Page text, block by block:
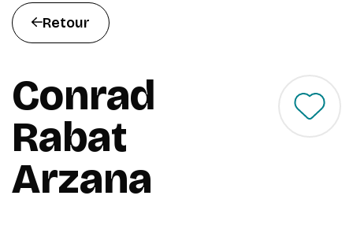
Retour
Conrad
Rabat
Arzana